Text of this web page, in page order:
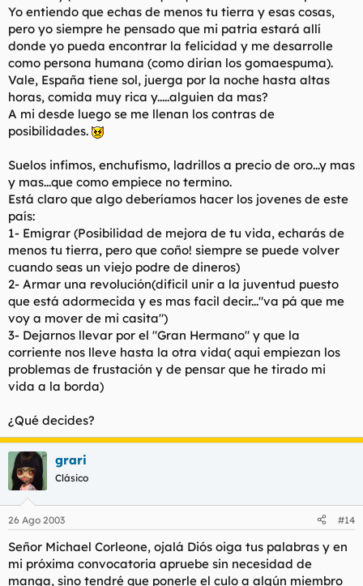
Yo entiendo que echas de menos tu tierra y esas cosas,
pero yo siempre he pensado que mi patria estará allí
donde yo pueda encontrar la felicidad y me desarrolle
como persona humana (como dirian los gomaespuma).
Vale, España tiene sol, juerga por la noche hasta altas
horas, comida muy rica y.....alguien da mas?
A mi desde luego se me llenan los contras de
posibilidades.
Suelos infimos, enchufismo, ladrillos a precio de oro...y mas
y mas...que como empiece no termino.
Está claro que algo deberíamos hacer los jovenes de este
país:
1- Emigrar (Posibilidad de mejora de tu vida, echarás de
menos tu tierra, pero que coño! siempre se puede volver
cuando seas un viejo podre de dineros)
2- Armar una revolución(dificil unir a la juventud puesto
que está adormecida y es mas facil decir..."va pá que me
voy a mover de mi casita")
3- Dejarnos llevar por el "Gran Hermano" y que la
corriente nos lleve hasta la otra vida( aqui empiezan los
problemas de frustación y de pensar que he tirado mi
vida a la borda)
¿Qué decides?
grari
Clásico
26 Ago 2003 #14
Señor Michael Corleone, ojalá Diós oiga tus palabras y en
mi próxima convocatoria apruebe sin necesidad de
manga, sino tendré que ponerle el culo a algún miembro